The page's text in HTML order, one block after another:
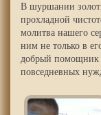
В шуршании
прохладной
молитва нашего
ним не только в
добрый помощник
повседневных